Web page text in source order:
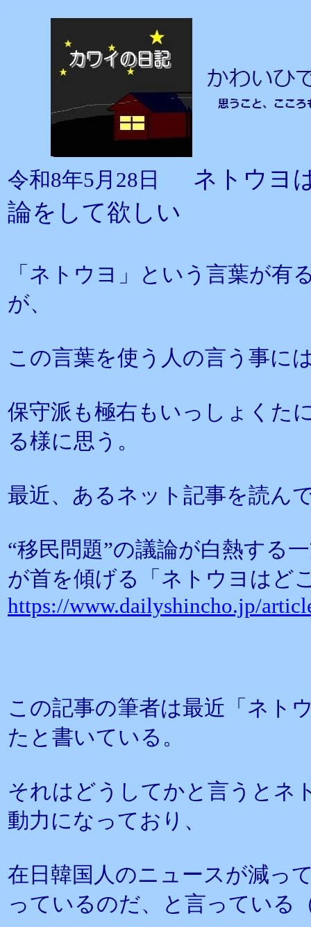
令和8年5月28日
ネトウヨ
論をして欲しい
「ネトウヨ」という言葉が有
が、
この言葉を使う人の言う事に
保守派も極右もいっしょくた
る様に思う。
最近、あるネット記事を読ん
“移民問題”の議論が白熱する
が首を傾げる「ネトウヨはど
https://www.dailyshincho.jp/
この記事の筆者は最近「ネト
たと書いている。
それはどうしてかと言うとネ
動力になっており、
在日韓国人のニュースが減っ
っているのだ、と言っている